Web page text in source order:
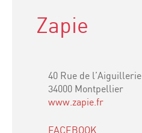
Zapie
40 Rue de l’Aiguillerie
34000 Montpellier
www.zapie.fr
FACEBOOK